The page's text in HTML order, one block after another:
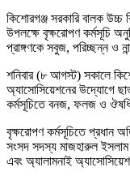
কিশোরগঞ্জ সরকারি বালক উচ্চ
উপলক্ষে বৃক্ষরোপণ কর্মসূচি
প্রাঙ্গণকে সবুজ, পরিচ্ছন্ন ও
শনিবার (৮ আগস্ট) সকালে
অ্যাসোসিয়েশনের উদ্যোগে
কর্মসূচিতে বনজ, ফলজ ও ঔষধি
বৃক্ষরোপণ কর্মসূচিতে প্রধান
সংসদ সদস্য মাজহারুল
এবং অ্যালামনাই